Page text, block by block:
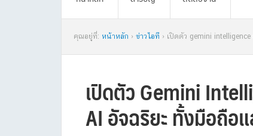
คุณอยู่ที่: หน้าหลัก › ข่าวไอที › เปิดตัว gemini
เปิดตัว Gemini
AI อัจฉริยะ ทั้งมือถือ